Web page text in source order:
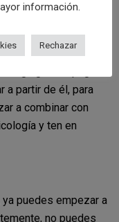
para la marca.
a partir de él, para
a combinar con
y ten en
puedes empezar a
no puedes
información.
Rechazar